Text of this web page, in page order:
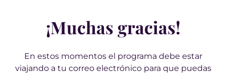
¡Muchas gracias!
En estos momentos el programa debe estar
viajando a tu correo electrónico para que puedas